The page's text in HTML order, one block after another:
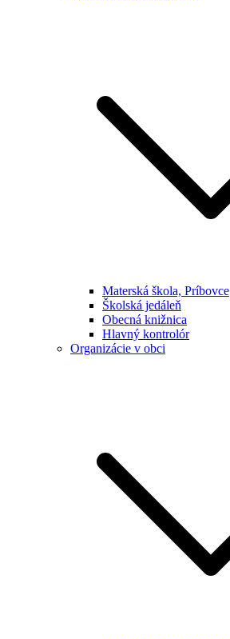
Materská škola, Príbovce
Školská jedáleň
Obecná knižnica
Hlavný kontrolór
Organizácie v obci